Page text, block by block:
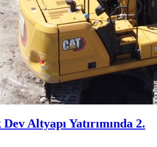
Altyapı Yatırımında 2.